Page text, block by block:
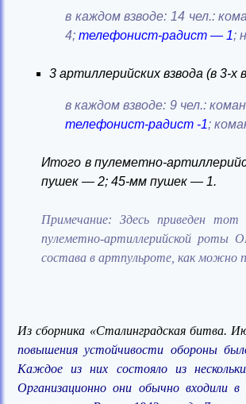
в каждом взводе: 14 чел.:
4; телефонист-радист — 1;
3 артиллерийских взвода (в 3-
в каждом взводе: 9 чел.:
телефонист-радист -1;
Итого в пулеметно-
пушек — 2; 45-мм пушек — 1.
Примечание: Здесь приведен
пулеметно-артиллерийской роты
состава в артпульроте, как можно
Из сборника «Сталинградская битва.
повышения устойчивости обороны
Каждое из них состояло из
Организационно они обычно входили